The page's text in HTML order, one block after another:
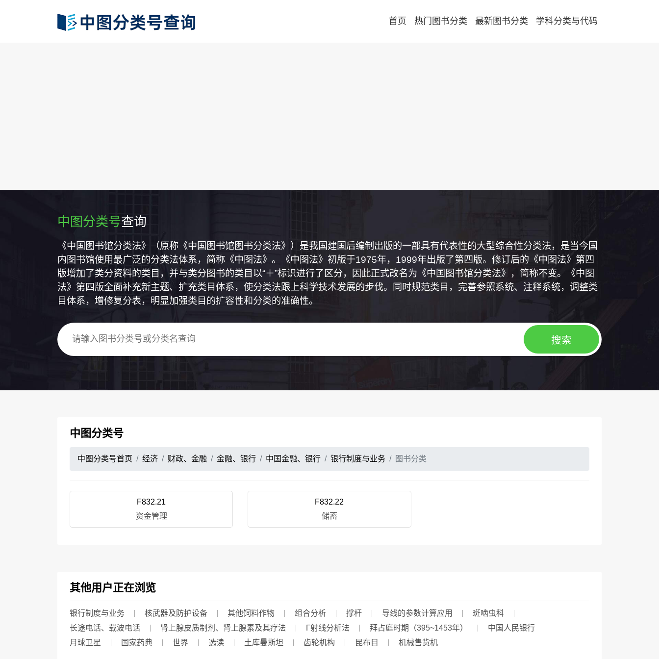
首页 热门图书分类 最新图书分类 学科分类与代码
中图分类号查询
《中国图书馆分类法》（原称《中国图书馆图书分类法》）是我国建国后编制出版的一部具有代表性的大型综合性分类法，是当今国
内图书馆使用最广泛的分类法体系，简称《中图法》。《中图法》初版于1975年，1999年出版了第四版。修订后的《中图法》第四
版增加了类分资料的类目，并与类分图书的类目以“＋”标识进行了区分，因此正式改名为《中国图书馆分类法》，简称不变。《中图
法》第四版全面补充新主题、扩充类目体系，使分类法跟上科学技术发展的步伐。同时规范类目，完善参照系统、注释系统，调整类
目体系，增修复分表，明显加强类目的扩容性和分类的准确性。
中图分类号
中图分类号首页 经济 财政、金融 金融、银行 中国金融、银行 银行制度与业务 图书分类
F832.21
资金管理
F832.22
储蓄
其他用户正在浏览
银行制度与业务 核武器及防护设备 其他饲料作物 组合分析 撑杆 导线的参数计算应用
斑啮虫科
长途电话、载波电话
肾上腺皮质制剂、肾上腺素及其疗法 Γ射线分析法 拜占庭时期（395~1453年）
中国人民银行
月球卫星
国家药典 世界 选读 土库曼斯坦 齿轮机构 昆布目 机械售货机